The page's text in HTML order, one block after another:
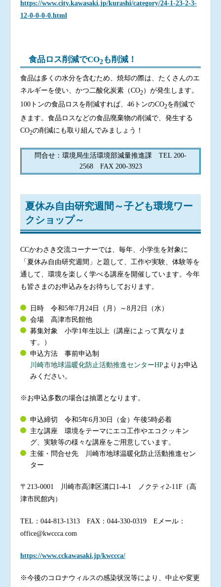
https://www.city.kawasaki.jp/kurashi/category/24-1-23-2-3-
12-0-0-0-0.html
食品ロス削減でCO2も削減！
食品は多くの水分を含むため、焼却の際は、たくさんのエ
ネルギーを使い、かつ二酸化炭素（CO2）が発生します。
100トンの食品ロスを削減すれば、46トンのCO2を削減で
きます。食品ロスなどの食品廃棄物の削減で、発生する
CO2の削減にも取り組んでみましょう！
問合せ：環境局生活環境部減量推進課 TEL 200-
2568 FAX 200-3923
夏休み自由研究週間～子ども環境ワー
クショップ～
CCかわさき交流コーナーでは、毎年、小学生を対象に
「夏休み自由研究週間」と題して、工作や実験、体験等を
通して、環境を楽しく学べる講座を開催しています。今年
も皆さまのお申込みをお待ちしております。
日時 令和5年7月24日（月）～8月2日（水）
会場 高津市民館他
募集対象 小学1年生以上（講座によって異なりま
す。）
申込方法 事前申込制
川崎市地球温暖化防止活動推進センターHPよりお申込
みください。
※お申込多数の場合は抽選となります。
申込締切 令和5年6月30日（金）午後5時必着
主な講座 環境をテーマにエコ工作やエコクッキン
グ、実験等の様々な講座をご用意しています。
主催・問合せ先 川崎市地球温暖化防止活動推進セン
ター
〒213-0001 川崎市高津区溝口1-4-1 ノクティ2-11F（高
津市民館内）
TEL：044-813-1313 FAX：044-330-0319 Eメール：
office@kwccca.com
https://www.cckawasaki.jp/kwccca/
※今後のコロナウィルスの感染状況等により、中止や変更